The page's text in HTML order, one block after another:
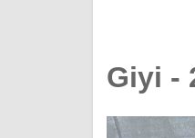
Giyi -